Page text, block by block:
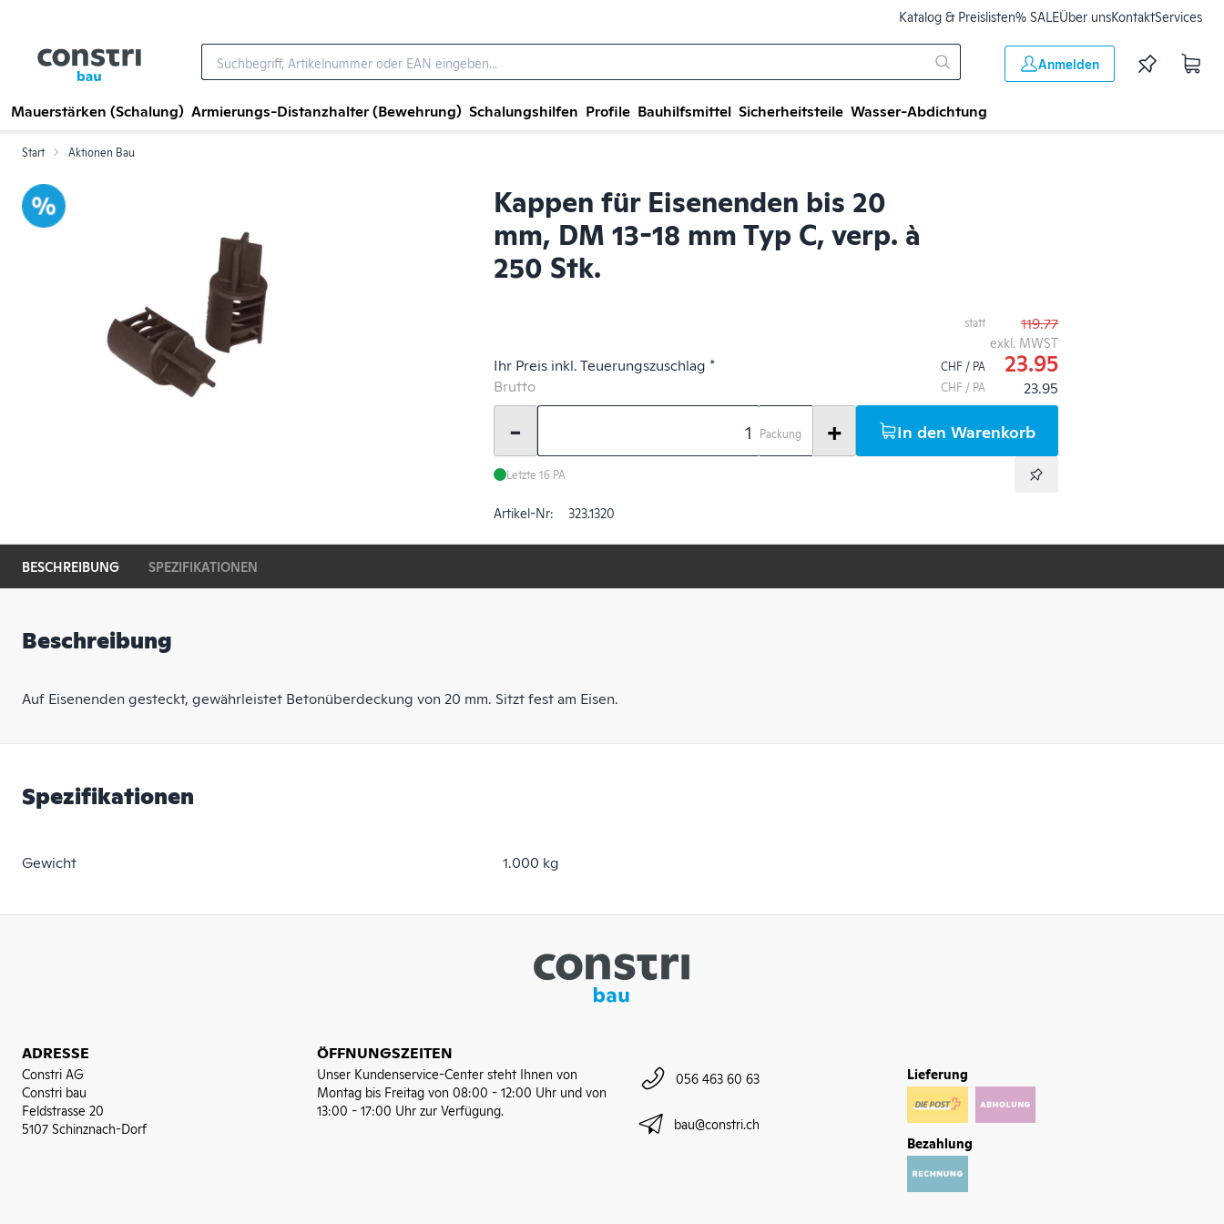
Katalog & Preislisten% SALEÜber unsKontaktServices
Anmelden
Mauerstärken (Schalung) Armierungs-Distanzhalter (Bewehrung) Schalungshilfen Profile Bauhilfsmittel Sicherheitsteile Wasser-Abdichtung
Start Aktionen Bau
Kappen für Eisenenden bis 20
mm, DM 13-18 mm Typ C, verp. à
250 Stk.
statt 119.77
exkl. MWST
Ihr Preis inkl. Teuerungszuschlag * CHF / PA 23.95
Brutto CHF / PA 23.95
- Packung + In den Warenkorb
Letzte 16 PA
Artikel-Nr: 323.1320
BESCHREIBUNG SPEZIFIKATIONEN
Beschreibung
Auf Eisenenden gesteckt, gewährleistet Betonüberdeckung von 20 mm. Sitzt fest am Eisen.
Spezifikationen
Gewicht 1.000 kg
ADRESSE
Constri AG
Constri bau
Feldstrasse 20
5107 Schinznach-Dorf
ÖFFNUNGSZEITEN
Unser Kundenservice-Center steht Ihnen von
Montag bis Freitag von 08:00 - 12:00 Uhr und von
13:00 - 17:00 Uhr zur Verfügung.
056 463 60 63
bau@constri.ch
Lieferung
Bezahlung